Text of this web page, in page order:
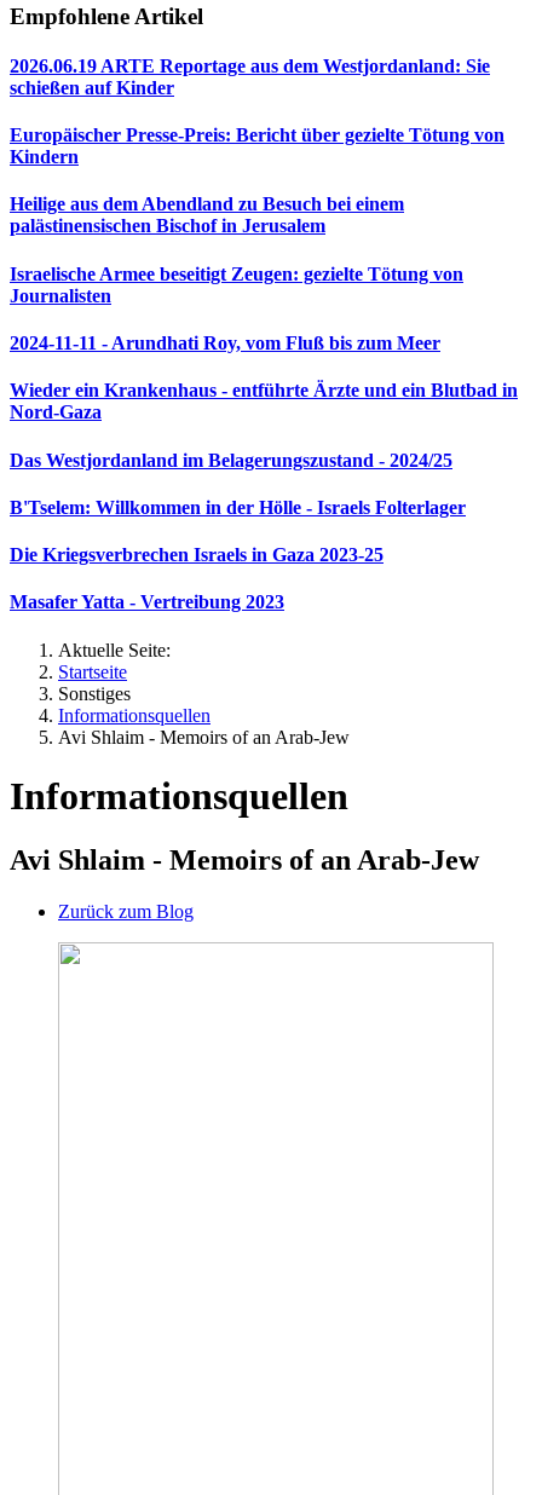
Empfohlene Artikel
2026.06.19 ARTE Reportage aus dem Westjordanland: Sie
schießen auf Kinder
Europäischer Presse-Preis: Bericht über gezielte Tötung von
Kindern
Heilige aus dem Abendland zu Besuch bei einem
palästinensischen Bischof in Jerusalem
Israelische Armee beseitigt Zeugen: gezielte Tötung von
Journalisten
2024-11-11 - Arundhati Roy, vom Fluß bis zum Meer
Wieder ein Krankenhaus - entführte Ärzte und ein Blutbad in
Nord-Gaza
Das Westjordanland im Belagerungszustand - 2024/25
B'Tselem: Willkommen in der Hölle - Israels Folterlager
Die Kriegsverbrechen Israels in Gaza 2023-25
Masafer Yatta - Vertreibung 2023
Aktuelle Seite:
Startseite
Sonstiges
Informationsquellen
Avi Shlaim - Memoirs of an Arab-Jew
Informationsquellen
Avi Shlaim - Memoirs of an Arab-Jew
Zurück zum Blog